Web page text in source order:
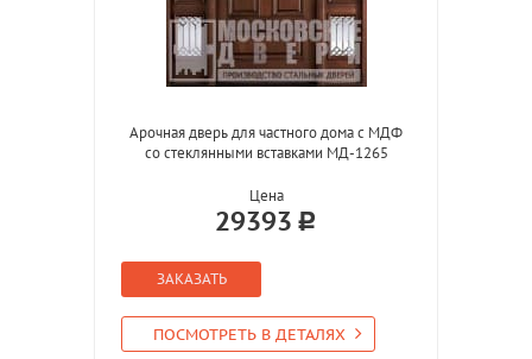
Арочная дверь для частного дома с МДФ
со стеклянными вставками МД-1265
Цена
29393
ЗАКАЗАТЬ
ПОСМОТРЕТЬ В ДЕТАЛЯХ